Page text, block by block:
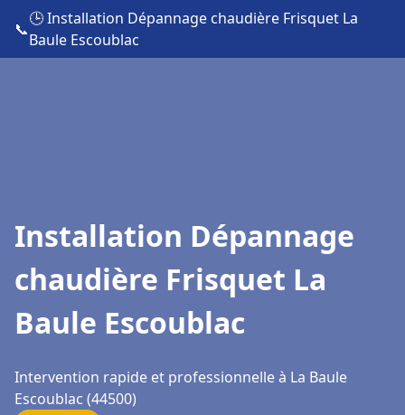
📞
🕒 Installation Dépannage chaudière Frisquet La
Baule Escoublac
Installation Dépannage
chaudière Frisquet La
Baule Escoublac
Intervention rapide et professionnelle à La Baule
Escoublac (44500)